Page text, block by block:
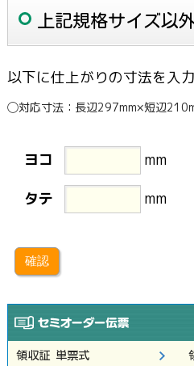
上記規格サイズ以
以下に仕上がりの寸法を入
◯対応寸法：長辺297mm×短辺
ヨコ
mm
タテ
mm
領収証 単票式